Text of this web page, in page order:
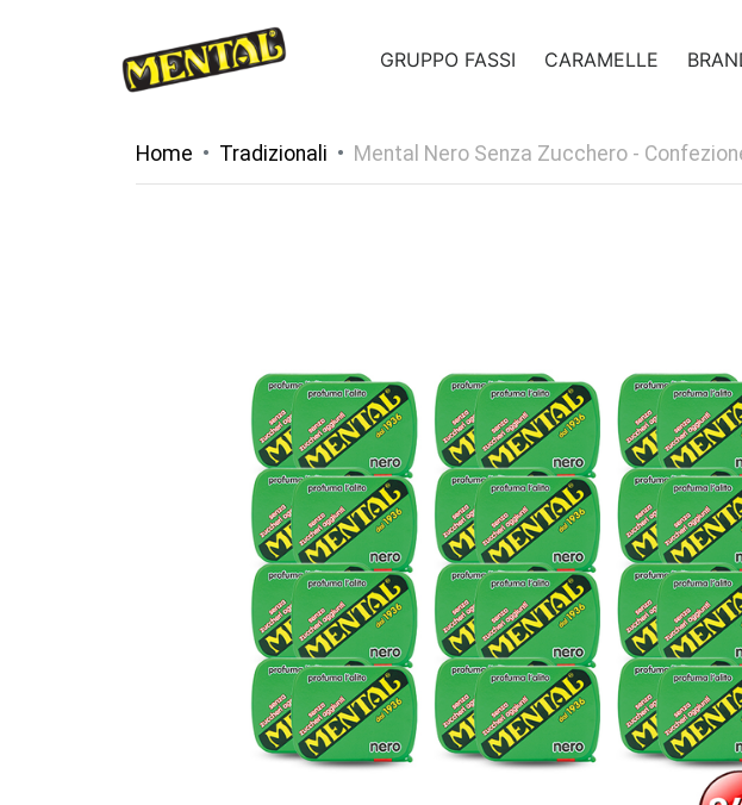
GRUPPO FASSI CARAMELLE
Home Tradizionali Mental Nero Senza Zucchero -